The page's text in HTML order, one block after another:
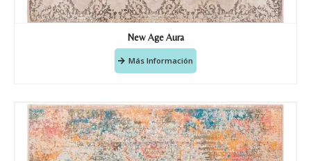
New Age Aura
Más Información
Recibir mi oferta